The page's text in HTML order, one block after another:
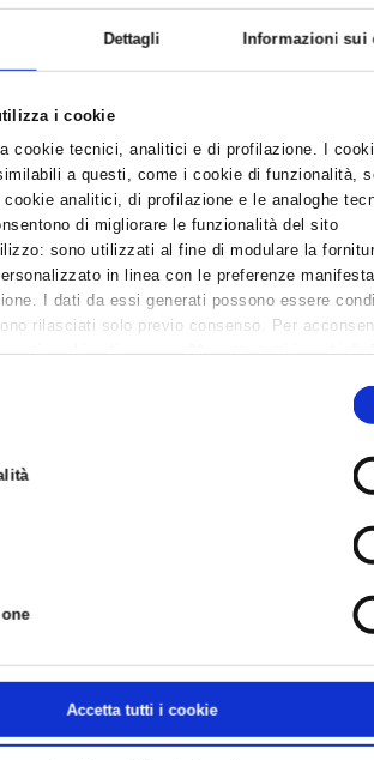
Dettagli Informazioni sui
i cookie
cookie tecnici, analitici e di profilazione. I
a questi, come i cookie di funzionalità,
analitici, di profilazione e le analoghe
di migliorare le funzionalità del sito
sono utilizzati al fine di modulare la
in linea con le preferenze
I dati da essi generati possono essere
rilasciati solo previo consenso. Per
cookie cliccare su "Accetta tutti i cookie".
"Usa solo cookie tecnici" comporta il
e dunque la continuazione della navigazione
per avere maggiori informazioni, leggere la
Accetta tutti i cookie
2017 A LUGO: PAOLO
DIGITALE'
gli incontri tenuti dal noto psichiatra
della Provincia di Ravenna e la